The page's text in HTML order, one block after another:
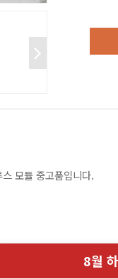
모듈 중고품입니다.
8월